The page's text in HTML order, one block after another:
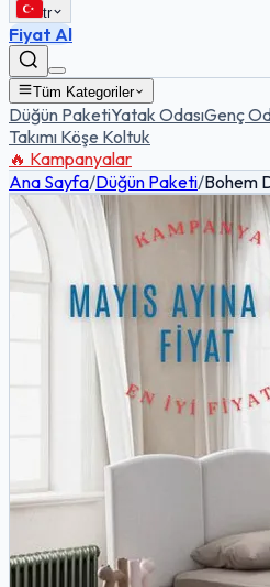
tr
Fiyat Al
Tüm Kategoriler
Düğün PaketiYatak OdasıGenç
Takımı Köşe Koltuk
🔥 Kampanyalar
Ana Sayfa/Düğün Paketi/Bohem